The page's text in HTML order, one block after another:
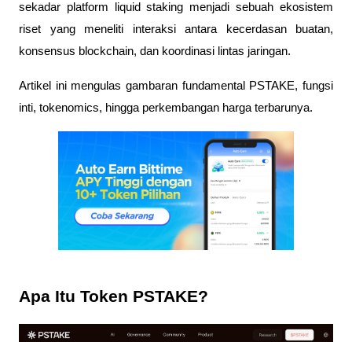
sekadar platform liquid staking menjadi sebuah ekosistem
riset yang meneliti interaksi antara kecerdasan buatan,
konsensus blockchain, dan koordinasi lintas jaringan.
Artikel ini mengulas gambaran fundamental PSTAKE, fungsi
inti, tokenomics, hingga perkembangan harga terbarunya.
Apa Itu Token PSTAKE?